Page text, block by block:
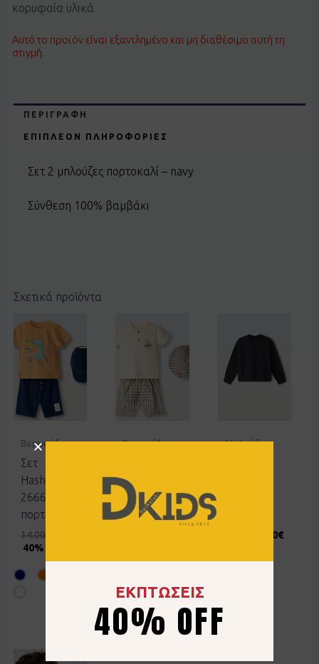
κορυφαία υλικά
Αυτό το προϊόν είναι εξαντλημένο και μη διαθέσιμο αυτή τη
στιγμή.
ΠΕΡΙΓΡΑΦΉ
ΕΠΙΠΛΈΟΝ ΠΛΗΡΟΦΟΡΊΕΣ
Σετ 2 μπλούζες πορτοκαλί – navy
Σύνθεση 100% βαμβάκι
Σχετικά προϊόντα
Βερμούδες
Σετ
Hashtag
266610
πορτοκαλί
14.00€
40% OFF
Βερμούδες
Hashtag
266602
μπεζ
OFF
Μπλούζες
6.00€
ΕΚΠΤΩΣΕΙΣ
40% OFF